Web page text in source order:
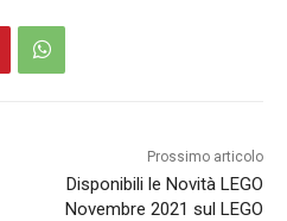
Prossimo articolo
Disponibili le Novità LEGO
Novembre 2021 sul LEGO